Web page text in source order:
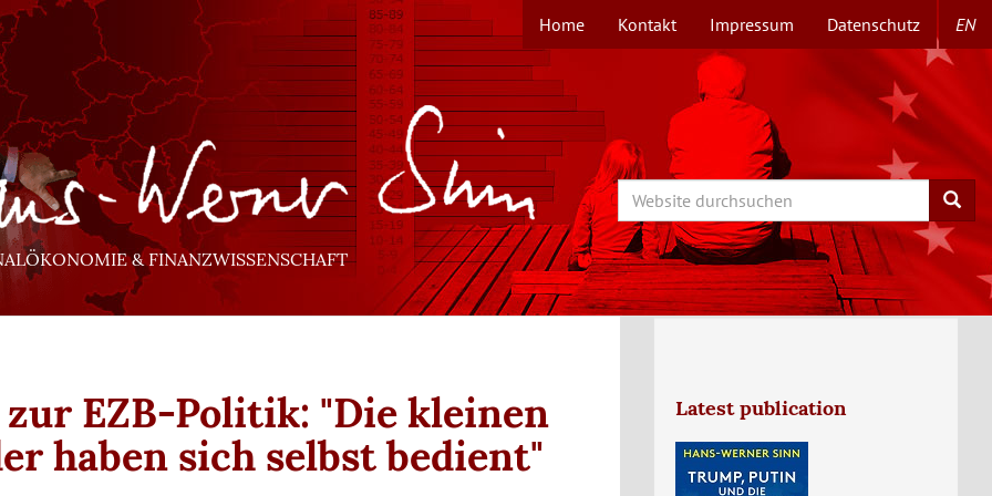
TOPMENÜ
Home Kontakt Impressum Datenschutz EN
& FINANZWISSENSCHAFT
Search Search
EZB-Politik: "Die kleinen
haben sich selbst bedient"
Latest publication